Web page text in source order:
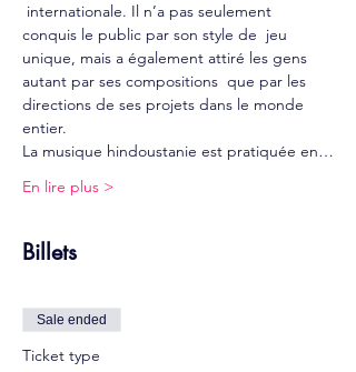
internationale. Il n’a pas seulement
conquis le public par son style de  jeu
unique, mais a également attiré les gens
autant par ses compositions  que par les
directions de ses projets dans le monde
entier.
La musique hindoustanie est pratiquée en…
En lire plus >
Billets
Sale ended
Ticket type